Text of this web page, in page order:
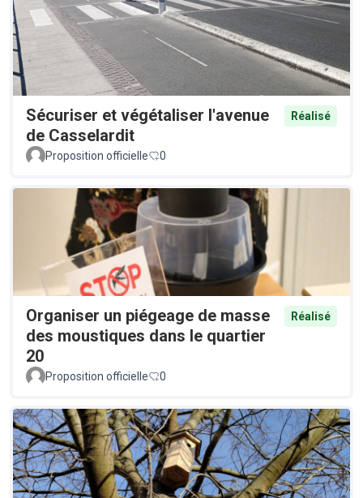
Sécuriser et végétaliser l'avenue
de Casselardit
Réalisé
Proposition officielle 0
Organiser un piégeage de masse
des moustiques dans le quartier
20
Réalisé
Proposition officielle 0